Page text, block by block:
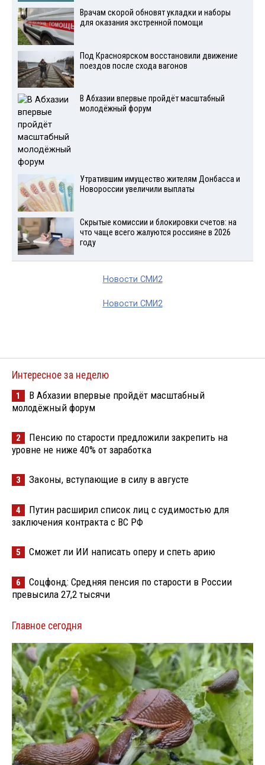
Врачам скорой обновят укладки и наборы
для оказания экстренной помощи
Под Красноярском восстановили движение
поездов после схода вагонов
В Абхазии впервые пройдёт масштабный
молодёжный форум
Утратившим имущество жителям Донбасса и
Новороссии увеличили выплаты
Скрытые комиссии и блокировки счетов: на
что чаще всего жалуются россияне в 2026
году
Новости СМИ2
Новости СМИ2
Интересное за неделю
1
В Абхазии впервые пройдёт масштабный
молодёжный форум
2
Пенсию по старости предложили закрепить на
уровне не ниже 40% от заработка
3 Законы, вступающие в силу в августе
4
Путин расширил список лиц с судимостью для
заключения контракта с ВС РФ
5 Сможет ли ИИ написать оперу и спеть арию
6
Соцфонд: Средняя пенсия по старости в России
превысила 27,2 тысячи
Главное сегодня